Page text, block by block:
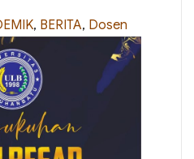
, BERITA, Dosen